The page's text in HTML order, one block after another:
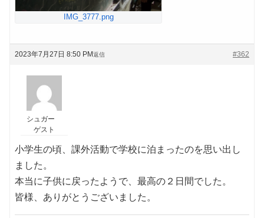
IMG_3777.png
2023年7月27日 8:50 PM #362
返信
シュガー
ゲスト
小学生の頃、課外活動で学校に泊まったのを思い出し
ました。
本当に子供に戻ったようで、最高の２日間でした。
皆様、ありがとうございました。